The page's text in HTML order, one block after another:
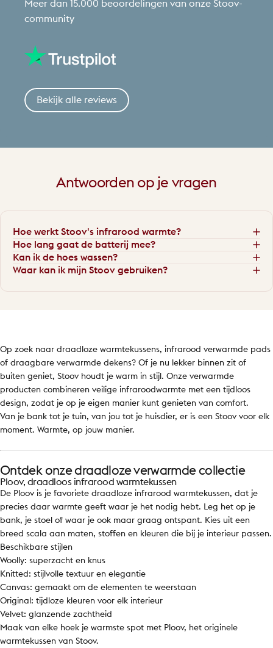
Meer dan 15.000 beoordelingen van onze Stoov-
community
Bekijk alle reviews
Antwoorden op je vragen
Hoe werkt Stoov's infrarood warmte?
Hoe lang gaat de batterij mee?
Kan ik de hoes wassen?
Waar kan ik mijn Stoov gebruiken?
Op zoek naar draadloze warmtekussens, infrarood verwarmde pads
of draagbare verwarmde dekens? Of je nu lekker binnen zit of
buiten geniet, Stoov houdt je warm in stijl. Onze verwarmde
producten combineren veilige infraroodwarmte met een tijdloos
design, zodat je op je eigen manier kunt genieten van comfort.
Van je bank tot je tuin, van jou tot je huisdier, er is een Stoov voor elk
moment. Warmte, op jouw manier.
Ontdek onze draadloze verwarmde collectie
Ploov, draadloos infrarood warmtekussen
De Ploov is je favoriete draadloze infrarood warmtekussen, dat je
precies daar warmte geeft waar je het nodig hebt. Leg het op je
bank, je stoel of waar je ook maar graag ontspant. Kies uit een
breed scala aan maten, stoffen en kleuren die bij je interieur passen.
Beschikbare stijlen
Woolly: superzacht en knus
Knitted: stijlvolle textuur en elegantie
Canvas: gemaakt om de elementen te weerstaan
Original: tijdloze kleuren voor elk interieur
Velvet: glanzende zachtheid
Maak van elke hoek je warmste spot met Ploov, het originele
warmtekussen van Stoov.